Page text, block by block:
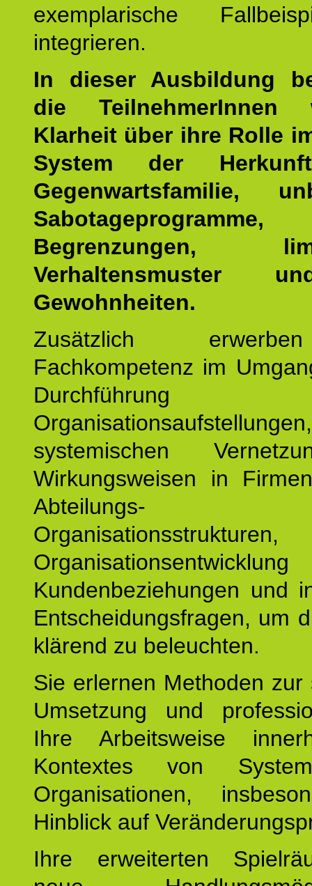
exemplarische
integrieren.
In dieser Ausbildung
die TeilnehmerInnen
Klarheit über ihre Rolle
System der
Gegenwartsfamilie,
Begrenzungen,
Verhaltensmuster
Gewohnheiten.
Zusätzlich
Fachkompetenz im
systemischen
Wirkungsweisen in
Abteilungs-
Kundenbeziehungen und
Entscheidungsfragen, um
klärend zu beleuchten.
Sie erlernen Methoden zur
Umsetzung und
Ihre Arbeitsweise
Kontextes von
Organisationen,
Hinblick auf
Ihre erweiterten